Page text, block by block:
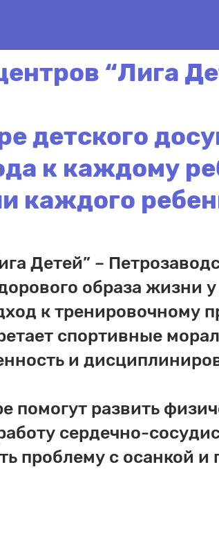
“Лига
детского
к каждому
каждого
Детей” –
образа жизни
к тренировочному
спортивные
и
развить
сердечно-
проблему с осанкой и